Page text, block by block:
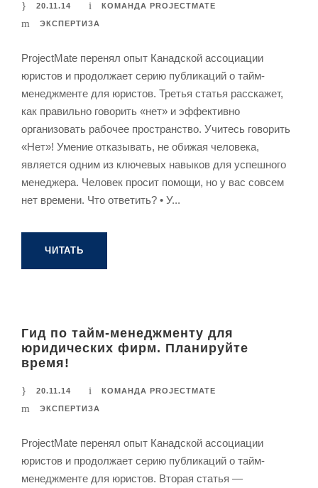
20.11.14 КОМАНДА PROJECTMATE
ЭКСПЕРТИЗА
ProjectMate перенял опыт Канадской ассоциации
юристов и продолжает серию публикаций о тайм-
менеджменте для юристов. Третья статья расскажет,
как правильно говорить «нет» и эффективно
организовать рабочее пространство. Учитесь говорить
«Нет»! Умение отказывать, не обижая человека,
является одним из ключевых навыков для успешного
менеджера. Человек просит помощи, но у вас совсем
нет времени. Что ответить? • У...
ЧИТАТЬ
Гид по тайм-менеджменту для
юридических фирм. Планируйте
время!
20.11.14 КОМАНДА PROJECTMATE
ЭКСПЕРТИЗА
ProjectMate перенял опыт Канадской ассоциации
юристов и продолжает серию публикаций о тайм-
менеджменте для юристов. Вторая статья —